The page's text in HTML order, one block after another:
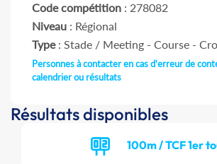
Code compétition : 278082
Niveau : Régional
Type: Stade / Meeting - Course -
Personnes à contacter en cas d'erreur de
calendrier ou résultats
Résultats disponibles
100m / TCF 1er